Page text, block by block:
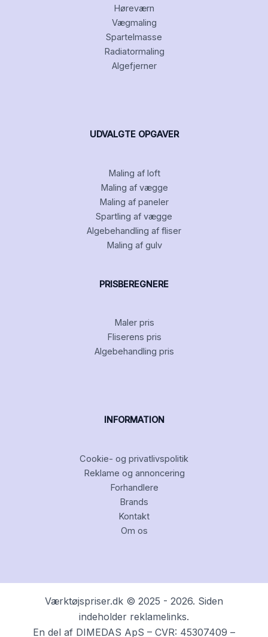
Høreværn
Vægmaling
Spartelmasse
Radiatormaling
Algefjerner
UDVALGTE OPGAVER
Maling af loft
Maling af vægge
Maling af paneler
Spartling af vægge
Algebehandling af fliser
Maling af gulv
PRISBEREGNERE
Maler pris
Fliserens pris
Algebehandling pris
INFORMATION
Cookie- og privatlivspolitik
Reklame og annoncering
Forhandlere
Brands
Kontakt
Om os
Værktøjspriser.dk © 2025 - 2026. Siden
indeholder reklamelinks.
En del af DIMEDAS ApS – CVR: 45307409 –